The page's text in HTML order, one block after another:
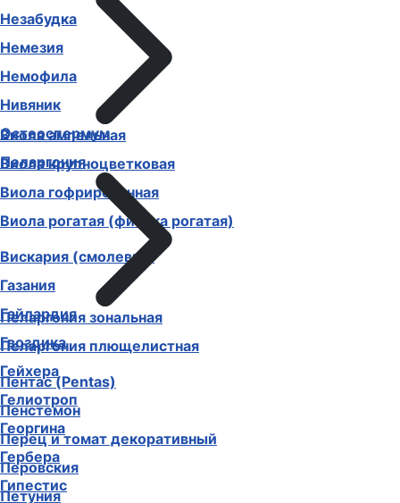
Виола ампельная
Виола крупноцветковая
Виола гофрированная
Виола рогатая (фиалка рогатая)
Вискария (смолевка)
Газания
Гайлардия
Гвоздика
Гейхера
Гелиотроп
Георгина
Гербера
Гипестис
Незабудка
Немезия
Немофила
Нивяник
Остеоспермум
Пеларгония
Пеларгония зональная
Пеларгония плющелистная
Пентас (Pentas)
Пенстемон
Перец и томат декоративный
Перовския
Петуния